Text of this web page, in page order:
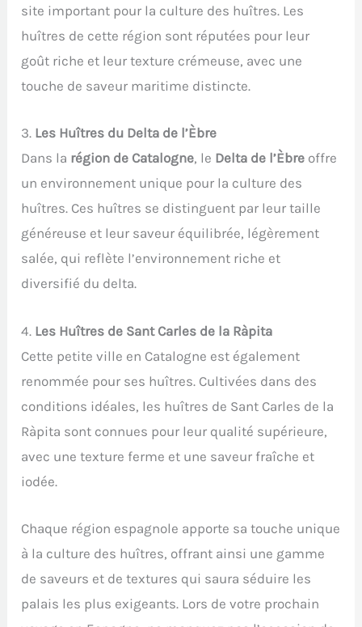
site important pour la culture des huîtres. Les
huîtres de cette région sont réputées pour leur
goût riche et leur texture crémeuse, avec une
touche de saveur maritime distincte.
3. Les Huîtres du Delta de l’Èbre
Dans la région de Catalogne, le Delta de l’Èbre offre
un environnement unique pour la culture des
huîtres. Ces huîtres se distinguent par leur taille
généreuse et leur saveur équilibrée, légèrement
salée, qui reflète l’environnement riche et
diversifié du delta.
4. Les Huîtres de Sant Carles de la Ràpita
Cette petite ville en Catalogne est également
renommée pour ses huîtres. Cultivées dans des
conditions idéales, les huîtres de Sant Carles de la
Ràpita sont connues pour leur qualité supérieure,
avec une texture ferme et une saveur fraîche et
iodée.
Chaque région espagnole apporte sa touche unique
à la culture des huîtres, offrant ainsi une gamme
de saveurs et de textures qui saura séduire les
palais les plus exigeants. Lors de votre prochain